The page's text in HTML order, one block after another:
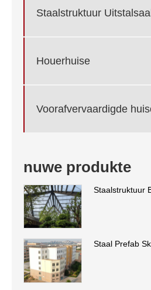
Staalstruktuur
Houerhuise
Voorafvervaardigde
nuwe produkte
Staalstruktuur
Staal Prefab